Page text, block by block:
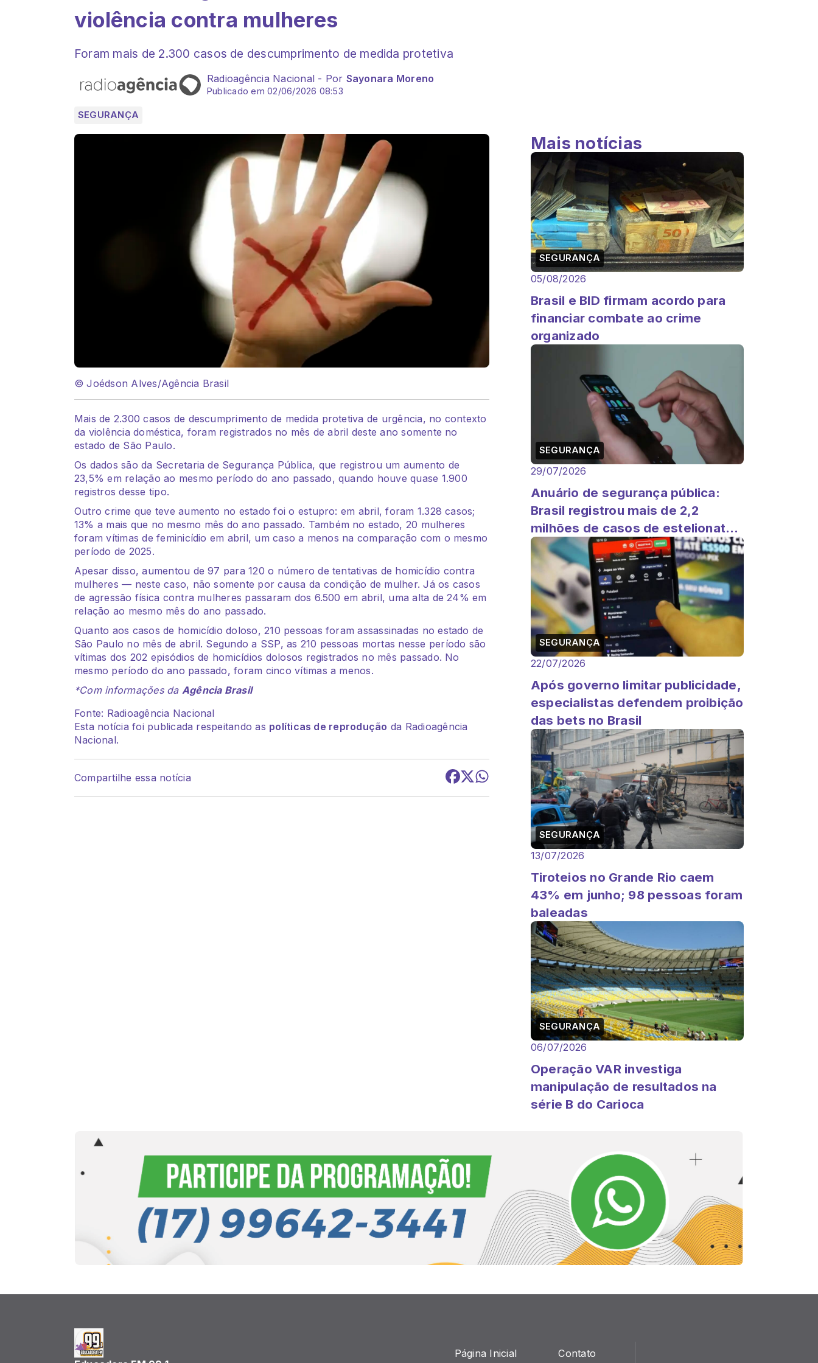
violência contra mulheres
Foram mais de 2.300 casos de descumprimento de medida protetiva
Radioagência Nacional - Por Sayonara Moreno
Publicado em 02/06/2026 08:53
SEGURANÇA
© Joédson Alves/Agência Brasil
Mais de 2.300 casos de descumprimento de medida protetiva de urgência, no contexto
da violência doméstica, foram registrados no mês de abril deste ano somente no
estado de São Paulo.
Os dados são da Secretaria de Segurança Pública, que registrou um aumento de
23,5% em relação ao mesmo período do ano passado, quando houve quase 1.900
registros desse tipo.
Outro crime que teve aumento no estado foi o estupro: em abril, foram 1.328 casos;
13% a mais que no mesmo mês do ano passado. Também no estado, 20 mulheres
foram vítimas de feminicídio em abril, um caso a menos na comparação com o mesmo
período de 2025.
Apesar disso, aumentou de 97 para 120 o número de tentativas de homicídio contra
mulheres — neste caso, não somente por causa da condição de mulher. Já os casos
de agressão física contra mulheres passaram dos 6.500 em abril, uma alta de 24% em
relação ao mesmo mês do ano passado.
Quanto aos casos de homicídio doloso, 210 pessoas foram assassinadas no estado de
São Paulo no mês de abril. Segundo a SSP, as 210 pessoas mortas nesse período são
vítimas dos 202 episódios de homicídios dolosos registrados no mês passado. No
mesmo período do ano passado, foram cinco vítimas a menos.
*Com informações da Agência Brasil
Fonte: Radioagência Nacional
Esta notícia foi publicada respeitando as políticas de reprodução da Radioagência
Nacional.
Compartilhe essa notícia
Mais notícias
SEGURANÇA
05/08/2026
Brasil e BID firmam acordo para
financiar combate ao crime
organizado
SEGURANÇA
29/07/2026
Anuário de segurança pública:
Brasil registrou mais de 2,2
milhões de casos de estelionato
em 2025
SEGURANÇA
22/07/2026
Após governo limitar publicidade,
especialistas defendem proibição
das bets no Brasil
SEGURANÇA
13/07/2026
Tiroteios no Grande Rio caem
43% em junho; 98 pessoas foram
baleadas
SEGURANÇA
06/07/2026
Operação VAR investiga
manipulação de resultados na
série B do Carioca
Página Inicial Contato